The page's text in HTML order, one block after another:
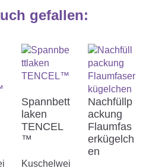
Keine Textilpflege
gefallen:
Spannbett
laken
TENCEL
™
Kuschelwei
Nachfüllp
ackung
Flaumfas
erkügelch
en